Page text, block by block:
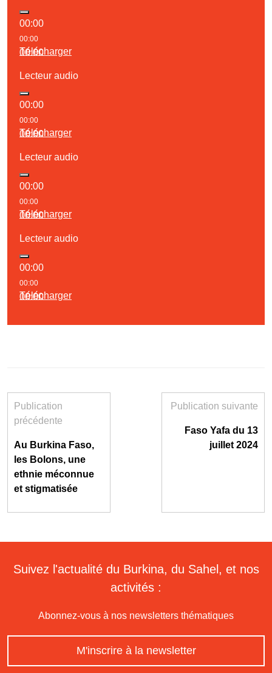
00:00
00:00
00:00
Télécharger
Lecteur audio
00:00
00:00
00:00
Télécharger
Lecteur audio
00:00
00:00
00:00
Télécharger
Lecteur audio
00:00
00:00
00:00
Télécharger
Publication
précédente
Au Burkina Faso,
les Bolons, une
ethnie méconnue
et stigmatisée
Publication suivante
Faso Yafa du 13
juillet 2024
Suivez l'actualité du Burkina, du Sahel, et nos
activités :
Abonnez-vous à nos newsletters thématiques
M'inscrire à la newsletter